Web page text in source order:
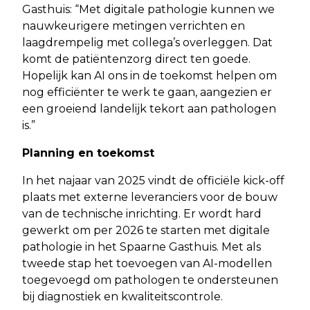
Gasthuis: “Met digitale pathologie kunnen we
nauwkeurigere metingen verrichten en
laagdrempelig met collega’s overleggen. Dat
komt de patiëntenzorg direct ten goede.
Hopelijk kan AI ons in de toekomst helpen om
nog efficiënter te werk te gaan, aangezien er
een groeiend landelijk tekort aan pathologen
is.”
Planning en toekomst
In het najaar van 2025 vindt de officiële kick-off
plaats met externe leveranciers voor de bouw
van de technische inrichting. Er wordt hard
gewerkt om per 2026 te starten met digitale
pathologie in het Spaarne Gasthuis. Met als
tweede stap het toevoegen van AI-modellen
toegevoegd om pathologen te ondersteunen
bij diagnostiek en kwaliteitscontrole.